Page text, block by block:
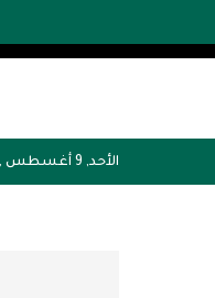
الأحد, 9 أغسطس , 2026